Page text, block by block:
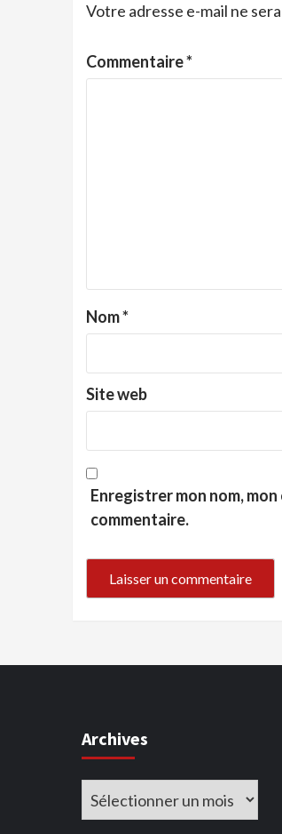
Votre adresse e-mail ne
Commentaire*
Nom*
Site web
Enregistrer mon nom,
commentaire.
Archives
Archives